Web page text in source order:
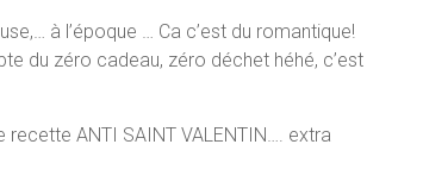
à l’époque … Ca c’est du romantique!
du zéro cadeau, zéro déchet héhé, c’est
recette ANTI SAINT VALENTIN…. extra